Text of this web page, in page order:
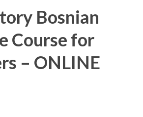
Bosnian
Course for
– ONLINE